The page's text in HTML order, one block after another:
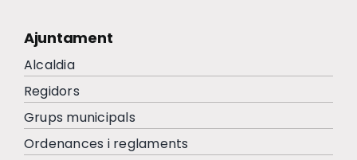
Ajuntament
Alcaldia
Regidors
Grups municipals
Ordenances i reglaments